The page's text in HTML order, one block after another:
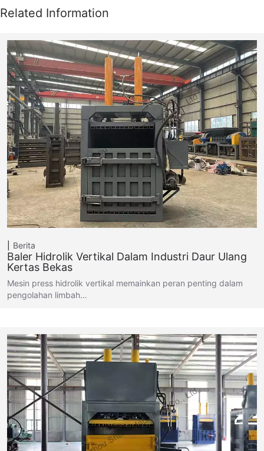
Berita
Baler Hidrolik Vertikal Dalam Industri Daur Ulang
Kertas Bekas
Mesin press hidrolik vertikal memainkan peran penting dalam
pengolahan limbah…